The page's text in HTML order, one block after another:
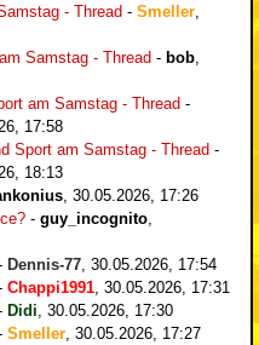
- Thread - Smeller
Samstag - Thread - bob
am Samstag - Thread -
17:58
Sport am Samstag - Thread -
18:13
30.05.2026, 17:26
- guy_incognito
Dennis-77 30.05.2026, 17:54
Chappi1991 30.05.2026, 17:31
Didi 30.05.2026, 17:30
Smeller 30.05.2026, 17:27